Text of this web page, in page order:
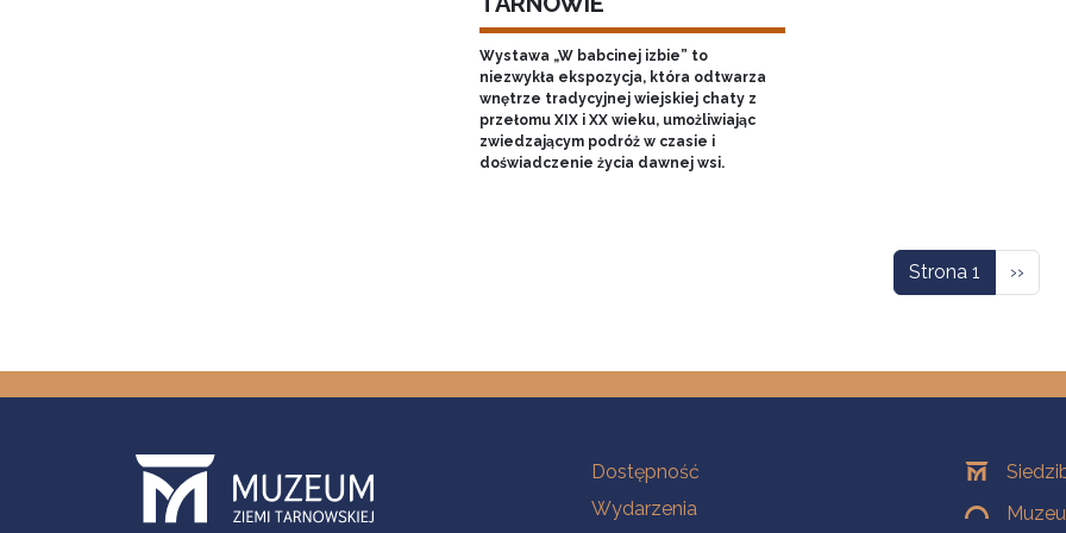
Wystawa „W babcinej izbie” to
niezwykła ekspozycja, która odtwarza
wnętrze tradycyjnej wiejskiej chaty z
przełomu XIX i XX wieku, umożliwiając
zwiedzającym podróż w czasie i
doświadczenie życia dawnej wsi.
Strona 1 ››
Na skróty
Dostępność
Wydarzenia
Oddziały